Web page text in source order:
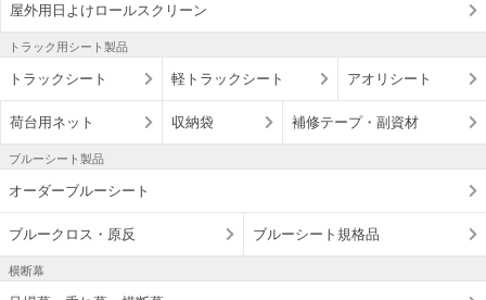
屋外用日よけロールスクリーン
トラック用シート製品
トラックシート 軽トラックシート アオリシート
荷台用ネット 収納袋 補修テープ・副資材
ブルーシート製品
オーダーブルーシート
ブルークロス・原反 ブルーシート規格品
横断幕